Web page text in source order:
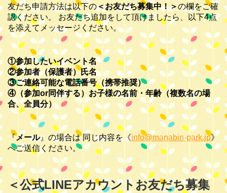
友だち申請方法は以下の＜お友だち募集中！＞の欄をご確
認ください。 お友だち追加をして頂けましたら、以下4点
を添えてメッセージください。
①参加したいイベント名
②参加者（保護者）氏名
③ご連絡可能な電話番号（携帯推奨）
④（参加or同伴する）お子様の名前・年齢（複数名の場
合、全員分）
『メール』の場合は 同じ内容を《info@manabin-park.jp》
へご送信ください。
＜公式LINEアカウントお友だち募集